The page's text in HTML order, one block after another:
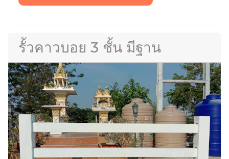
รั้วคาวบอย 3 ชั้น มีฐาน